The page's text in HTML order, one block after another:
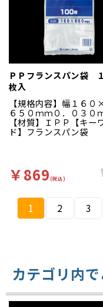
ＰＰフランスパン袋
枚入
【規格内容】幅１６０
６５０ｍｍ０．０３０
【材質】ＩＰＰ【キー
ド】フランスパン袋
￥869(税込)
1 2 3
カテゴリ内